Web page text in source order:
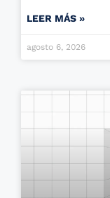
LEER MÁS »
agosto 6, 2026